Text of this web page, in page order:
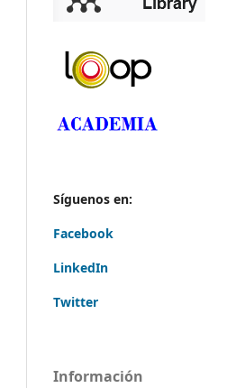
Síguenos en:
Facebook
LinkedIn
Twitter
Información